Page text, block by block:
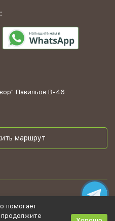
Павильон В-46
маршрут
помогает